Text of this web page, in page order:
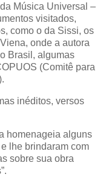
Música Universal –
visitados,
como o da Sissi, os
onde a autora
Brasil, algumas
(Comitê para
inéditos, versos
homenageia alguns
lhe brindaram com
sobre sua obra